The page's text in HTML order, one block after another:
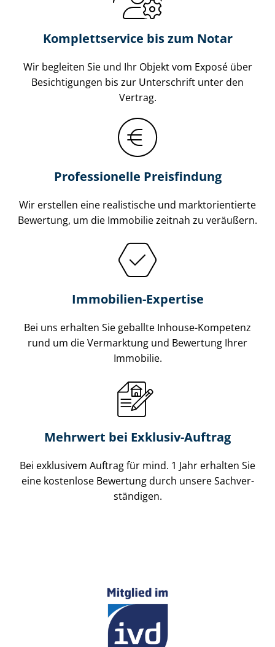
Komplettservice bis zum Notar
Wir begleiten Sie und Ihr Objekt vom Exposé über
Besichtigungen bis zur Unterschrift unter den
Vertrag.
Professionelle Preisfindung
Wir erstellen eine realistische und markt­ori­en­tier­te
Bewertung, um die Immobilie zeitnah zu veräußern.
Immobilien-Expertise
Bei uns erhalten Sie geballte Inhouse-Kompetenz
rund um die Vermarktung und Bewertung Ihrer
Immobilie.
Mehrwert bei Exklusiv-Auftrag
Bei exklusivem Auftrag für mind. 1 Jahr erhalten Sie
eine kostenlose Bewertung durch unsere Sach­ver­
stän­di­gen.